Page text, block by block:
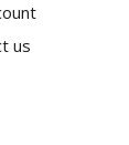
us